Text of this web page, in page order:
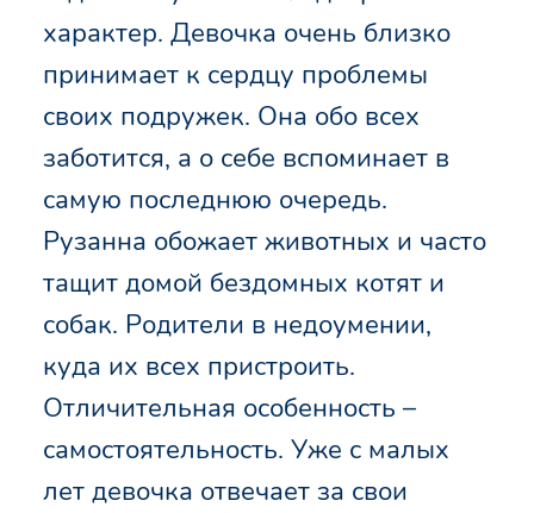
характер. Девочка очень близко
принимает к сердцу проблемы
своих подружек. Она обо всех
заботится, а о себе вспоминает в
самую последнюю очередь.
Рузанна обожает животных и часто
тащит домой бездомных котят и
собак. Родители в недоумении,
куда их всех пристроить.
Отличительная особенность –
самостоятельность. Уже с малых
лет девочка отвечает за свои